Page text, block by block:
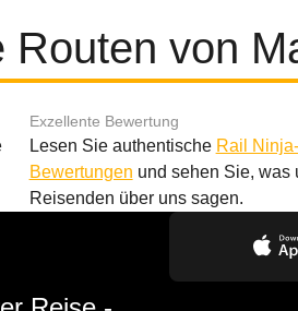
Routen von
Exzellente Bewertung
Lesen Sie authentische Rail Ninja-
Bewertungen und sehen Sie, was
Reisenden über uns sagen.